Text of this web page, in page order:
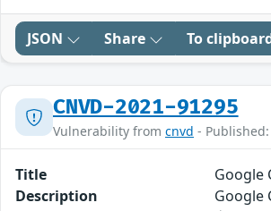
JSON Share To
CNVD-2021-91295
Vulnerability from cnvd -
Title
Google
Description
Google